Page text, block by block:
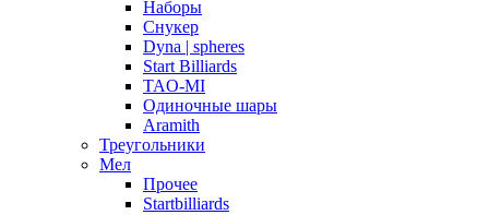
Наборы
Снукер
Dyna | spheres
Start Billiards
TAO-MI
Одиночные шары
Aramith
Треугольники
Мел
Прочее
Startbilliards